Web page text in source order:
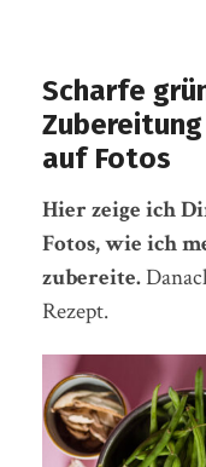
Scharfe
auf Fotos
Hier zeige ich
Fotos, wie ich
zubereite.
Rezept.